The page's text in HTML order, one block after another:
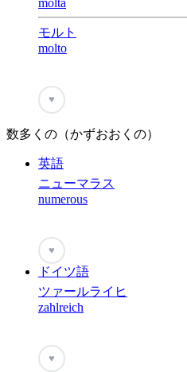
molta
モルト
molto
♥
数多くの（かずおおくの）
英語
ニューマラス
numerous
♥
ドイツ語
ツァールライヒ
zahlreich
♥